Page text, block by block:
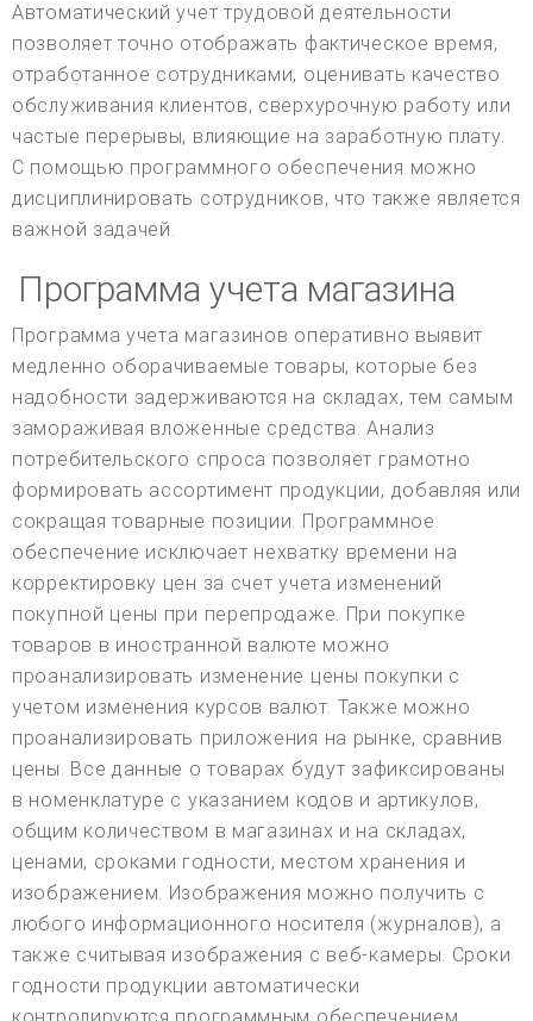
Автоматический учет трудовой деятельности
позволяет точно отображать фактическое время,
отработанное сотрудниками, оценивать качество
обслуживания клиентов, сверхурочную работу или
частые перерывы, влияющие на заработную плату.
С помощью программного обеспечения можно
дисциплинировать сотрудников, что также является
важной задачей.
Программа учета магазина
Программа учета магазинов оперативно выявит
медленно оборачиваемые товары, которые без
надобности задерживаются на складах, тем самым
замораживая вложенные средства. Анализ
потребительского спроса позволяет грамотно
формировать ассортимент продукции, добавляя или
сокращая товарные позиции. Программное
обеспечение исключает нехватку времени на
корректировку цен за счет учета изменений
покупной цены при перепродаже. При покупке
товаров в иностранной валюте можно
проанализировать изменение цены покупки с
учетом изменения курсов валют. Также можно
проанализировать приложения на рынке, сравнив
цены. Все данные о товарах будут зафиксированы
в номенклатуре с указанием кодов и артикулов,
общим количеством в магазинах и на складах,
ценами, сроками годности, местом хранения и
изображением. Изображения можно получить с
любого информационного носителя (журналов), а
также считывая изображения с веб-камеры. Сроки
годности продукции автоматически